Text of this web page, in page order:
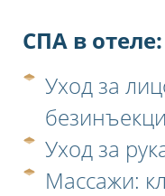
СПА в отеле:
Уход за
Уход за
Массажи: